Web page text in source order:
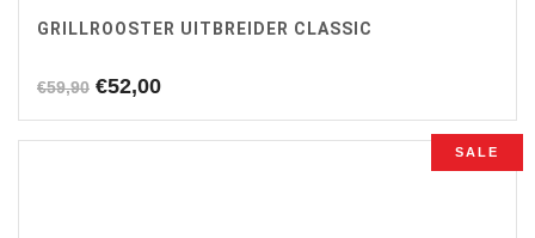
GRILLROOSTER UITBREIDER CLASSIC
€59,90 Oorspronkelijke
was:
€52,00Huidige
is:
SALE